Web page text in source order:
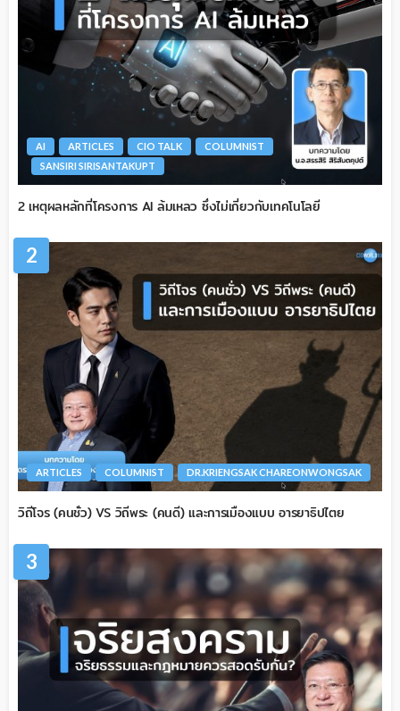
AI ARTICLES CIO TALK
COLUMNIST
SANSIRI SIRISANTAKUPT
2 เหตุผลหลักที่โครงการ AI ล้มเหลว ซึ่งไม่เกี่ยวกับเทคโนโลยี
2
ARTICLES COLUMNIST DR.KRIENGSAK CHAREONWONGSAK
วิถีโจร (คนชั่ว) VS วิถีพระ (คนดี) และการเมืองแบบ อารยาธิปไตย
3